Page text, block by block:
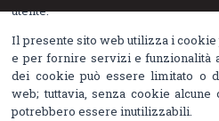
utente.
Il presente sito web utilizza i
e per fornire servizi e funzionalità
dei cookie può essere limitato o
web; tuttavia, senza cookie
potrebbero essere inutilizzabili.